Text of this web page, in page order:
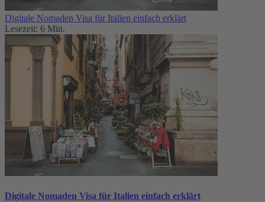
Digitale Nomaden Visa für Italien einfach erklärt
Lesezeit: 6 Min.
Digitale Nomaden Visa für Italien einfach erklärt